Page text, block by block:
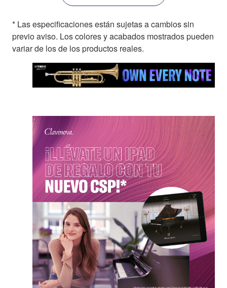
* Las especificaciones están sujetas a cambios sin
previo aviso. Los colores y acabados mostrados pueden
variar de los de los productos reales.